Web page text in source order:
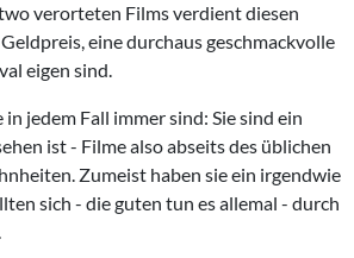
verorteten Films verdient diesen
eine durchaus geschmackvolle
eigen sind.
jedem Fall immer sind: Sie sind ein
ist - Filme also abseits des üblichen
Zumeist haben sie ein irgendwie
sich - die guten tun es allemal - durch